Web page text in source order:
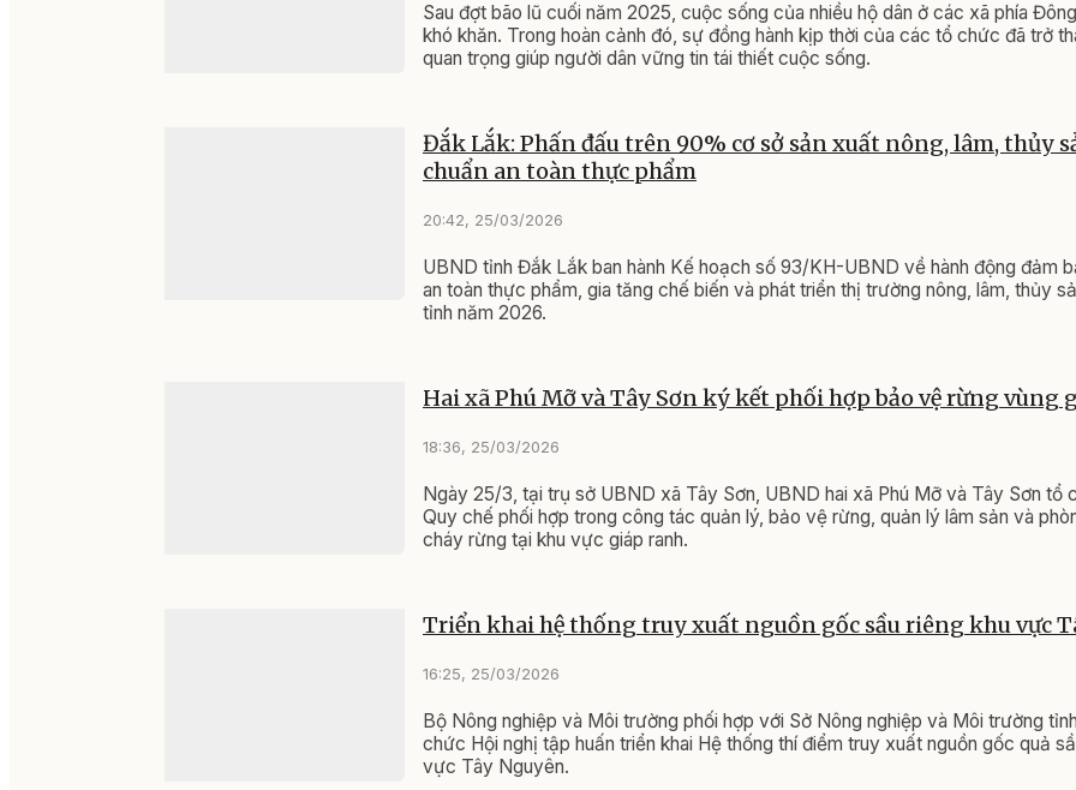
Sau đợt bão lũ cuối năm 2025, cuộc sống của nhiều hộ dân ở các xã phía
khó khăn. Trong hoàn cảnh đó, sự đồng hành kịp thời của các tổ chức đã trở
quan trọng giúp người dân vững tin tái thiết cuộc sống.
Đắk Lắk: Phấn đấu trên 90% cơ sở sản xuất nông, lâm, thủy
chuẩn an toàn thực phẩm
20:42, 25/03/2026
UBND tỉnh Đắk Lắk ban hành Kế hoạch số 93/KH-UBND về hành động đảm
an toàn thực phẩm, gia tăng chế biến và phát triển thị trường nông, lâm, thủy
tỉnh năm 2026.
Hai xã Phú Mỡ và Tây Sơn ký kết phối hợp bảo vệ rừng vùng
18:36, 25/03/2026
Ngày 25/3, tại trụ sở UBND xã Tây Sơn, UBND hai xã Phú Mỡ và Tây Sơn tổ
Quy chế phối hợp trong công tác quản lý, bảo vệ rừng, quản lý lâm sản và
cháy rừng tại khu vực giáp ranh.
Triển khai hệ thống truy xuất nguồn gốc sầu riêng khu vực
16:25, 25/03/2026
Bộ Nông nghiệp và Môi trường phối hợp với Sở Nông nghiệp và Môi trường
chức Hội nghị tập huấn triển khai Hệ thống thí điểm truy xuất nguồn gốc quả
vực Tây Nguyên.